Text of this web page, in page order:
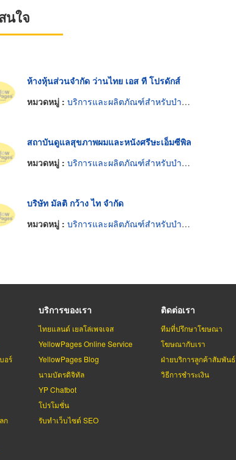
นใจ
ห้างหุ้นส่วนจำกัด ว่านไทย เอส ที โปรดักส์
หมวดหมู่ : บริการและผลิตภัณฑ์สำหรับบำรุงรักษาผม
สถาบันดูแลสุขภาพผมและหนังศรีษะเอ็มซีพิล
หมวดหมู่ : บริการและผลิตภัณฑ์สำหรับบำรุงรักษาผม
บริษัท มัลติ กว้าง ไท จำกัด
หมวดหมู่ : บริการและผลิตภัณฑ์สำหรับบำรุงรักษาผม
อร์
ก
บริการของเรา
ไทยแลนด์ เยลโล่เพจเจส
YellowPages Online Service
YellowPages Blog
นามบัตรดิจิทัล
YP Chatbot
โปรโมชั่น
รับทำเว็บไซต์ SEO
ติดต่อเรา
ทีมที่ปรึกษาโฆษณา
โฆษณากับเรา
ฝ่ายบริการลูกค้าสัมพันธ์
วิธีการชำระเงิน